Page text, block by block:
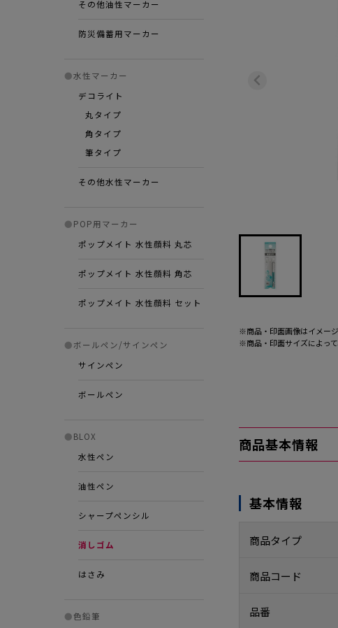
その他油性マーカー
防災備蓄用マーカー
●水性マーカー
デコライト
丸タイプ
角タイプ
筆タイプ
その他水性マーカー
●POP用マーカー
ポップメイト 水性顔料 丸芯
ポップメイト 水性顔料 角芯
ポップメイト 水性顔料 セット
●ボールペン/サインペン
サインペン
ボールペン
●BLOX
水性ペン
油性ペン
シャープペンシル
消しゴム
はさみ
●色鉛筆
※商品・印面画像はイメー
※商品・印面サイズによっ
商品基本情報
基本情報
商品タイプ
商品コード
品番